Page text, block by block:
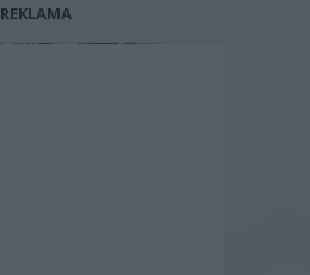
REKLAMA